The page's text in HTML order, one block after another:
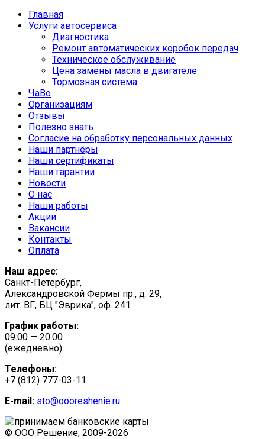
Главная
Услуги автосервиса
Диагностика
Ремонт автоматических коробок передач
Техническое обслуживание
Цена замены масла в двигателе
Тормозная система
ЧаВо
Организациям
Отзывы
Полезно знать
Согласие на обработку персональных данных
Наши партнёры
Наши сертификаты
Наши гарантии
Новости
О нас
Наши работы
Акции
Вакансии
Контакты
Оплата
Наш адрес:
Санкт-Петербург,
Александровской Фермы пр., д. 29,
лит. ВГ, БЦ "Эврика", оф. 241
График работы:
09:00 — 20:00
(ежедневно)
Телефоны:
+7 (812) 777-03-11
E-mail: sto@oooreshenie.ru
© ООО Решение, 2009-2026